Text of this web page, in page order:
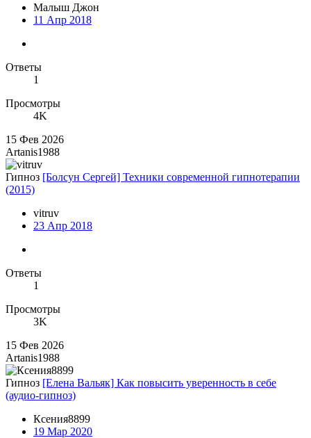
Малыш Джон
11 Апр 2018
Ответы
1
Просмотры
4K
15 Фев 2026
Artanis1988
Гипноз [Болсун Сергей] Техники современной гипнотерапии
(2015)
vitruv
23 Апр 2018
Ответы
1
Просмотры
3K
15 Фев 2026
Artanis1988
Гипноз [Елена Вальяк] Как повысить уверенность в себе
(аудио-гипноз)
Ксения8899
19 Мар 2020